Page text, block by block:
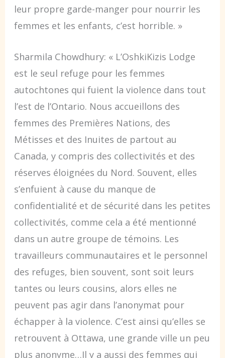
leur propre garde-manger pour nourrir les
femmes et les enfants, c’est horrible. »
Sharmila Chowdhury: « L’OshkiKizis Lodge
est le seul refuge pour les femmes
autochtones qui fuient la violence dans tout
l’est de l’Ontario. Nous accueillons des
femmes des Premières Nations, des
Métisses et des Inuites de partout au
Canada, y compris des collectivités et des
réserves éloignées du Nord. Souvent, elles
s’enfuient à cause du manque de
confidentialité et de sécurité dans les petites
collectivités, comme cela a été mentionné
dans un autre groupe de témoins. Les
travailleurs communautaires et le personnel
des refuges, bien souvent, sont soit leurs
tantes ou leurs cousins, alors elles ne
peuvent pas agir dans l’anonymat pour
échapper à la violence. C’est ainsi qu’elles se
retrouvent à Ottawa, une grande ville un peu
plus anonyme…Il y a aussi des femmes qui